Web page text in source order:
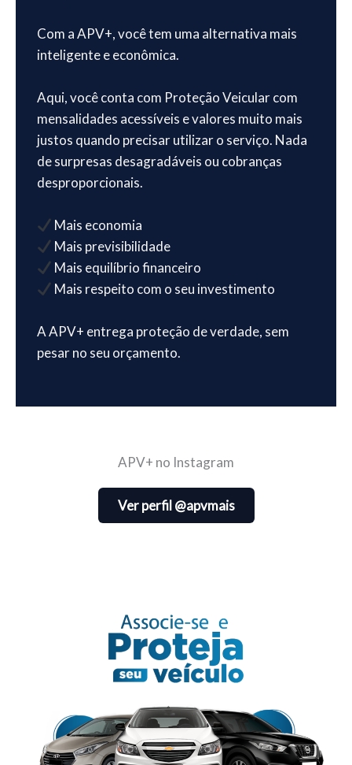
Com a APV+, você tem uma alternativa mais
inteligente e econômica.
Aqui, você conta com Proteção Veicular com
mensalidades acessíveis e valores muito mais
justos quando precisar utilizar o serviço. Nada
de surpresas desagradáveis ou cobranças
desproporcionais.
Mais economia
Mais previsibilidade
Mais equilíbrio financeiro
Mais respeito com o seu investimento
A APV+ entrega proteção de verdade, sem
pesar no seu orçamento.
APV+ no Instagram
Ver perfil @apvmais